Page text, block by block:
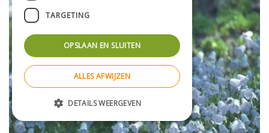
TARGETING
OPSLAAN EN SLUITEN
ALLES AFWIJZEN
DETAILS WEERGEVEN